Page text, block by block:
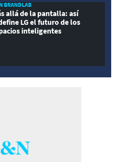
BRANDLAB
allá de la pantalla: así
LG el futuro de los
inteligentes